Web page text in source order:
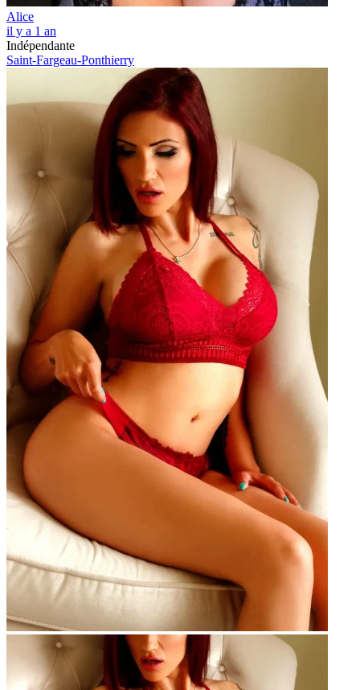
Alice
il y a 1 an
Indépendante
Saint-Fargeau-Ponthierry